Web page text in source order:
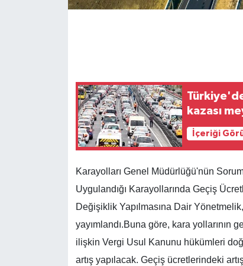
kazası
İçeriği
Karayolları Genel Müdürlüğü'nün
Uygulandığı Karayollarında Geçiş
Değişiklik Yapılmasına Dair
yayımlandı.Buna göre, kara yollarının
ilişkin Vergi Usul Kanunu hükümleri
artış yapılacak. Geçiş ücretlerindeki